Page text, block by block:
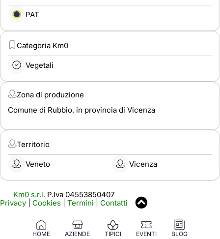
HOME AZIENDE TIPICI EVENTI BLOG
PAT
Categoria Km0
Vegetali
Zona di produzione
Comune di Rubbio, in provincia di Vicenza
Territorio
Veneto Vicenza
Km0 s.r.l. P.Iva 04553850407
Privacy
Cookies Termini Contatti